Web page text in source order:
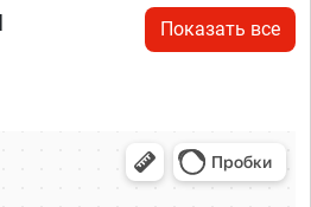
Показать все